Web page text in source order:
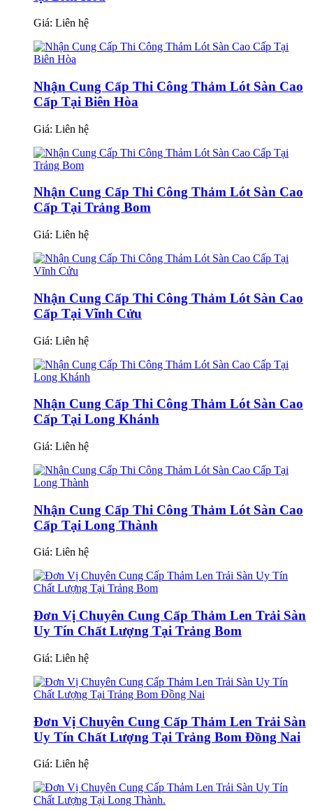
Giá: Liên hệ
Nhận Cung Cấp Thi Công Thảm Lót Sàn Cao
Cấp Tại Biên Hòa
Giá: Liên hệ
Nhận Cung Cấp Thi Công Thảm Lót Sàn Cao
Cấp Tại Trảng Bom
Giá: Liên hệ
Nhận Cung Cấp Thi Công Thảm Lót Sàn Cao
Cấp Tại Vĩnh Cửu
Giá: Liên hệ
Nhận Cung Cấp Thi Công Thảm Lót Sàn Cao
Cấp Tại Long Khánh
Giá: Liên hệ
Nhận Cung Cấp Thi Công Thảm Lót Sàn Cao
Cấp Tại Long Thành
Giá: Liên hệ
Đơn Vị Chuyên Cung Cấp Thảm Len Trải Sàn
Uy Tín Chất Lượng Tại Trảng Bom
Giá: Liên hệ
Đơn Vị Chuyên Cung Cấp Thảm Len Trải Sàn
Uy Tín Chất Lượng Tại Trảng Bom Đồng Nai
Giá: Liên hệ